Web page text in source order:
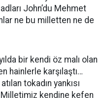
John’du Mehmet
ne bu milletten ne de
bir kendi öz malı olan
hainlerle karşılaştı…
tokadın yankısı
kendine kefen